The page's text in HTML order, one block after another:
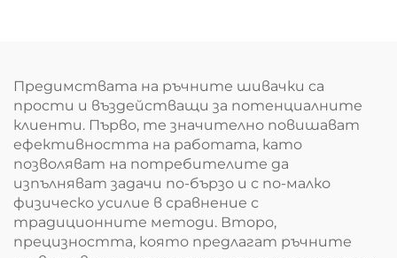
Предимствата на ръчните шивачки са
прости и въздействащи за потенциалните
клиенти. Първо, те значително повишават
ефективността на работата, като
позволяват на потребителите да
изпълняват задачи по-бързо и с по-малко
физическо усилие в сравнение с
традиционните методи. Второ,
прецизността, която предлагат ръчните